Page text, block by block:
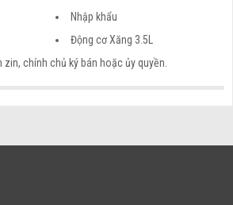
Nhập khẩu
Động cơ Xăng 3.5L
zin, chính chủ ký bán hoặc ủy quyền.